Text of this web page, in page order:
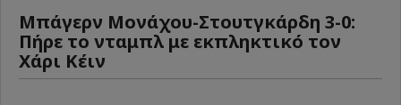
Μπάγερν Μονάχου-Στουτγκάρδη 3-0:
Πήρε το νταμπλ με εκπληκτικό τον
Χάρι Κέιν